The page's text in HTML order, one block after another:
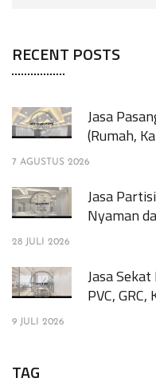
RECENT POSTS
Jasa
(Rumah,
7 AGUSTUS 2026
Jasa
Nyaman
28 JULI 2026
Jasa
PVC,
9 JULI 2026
TAG